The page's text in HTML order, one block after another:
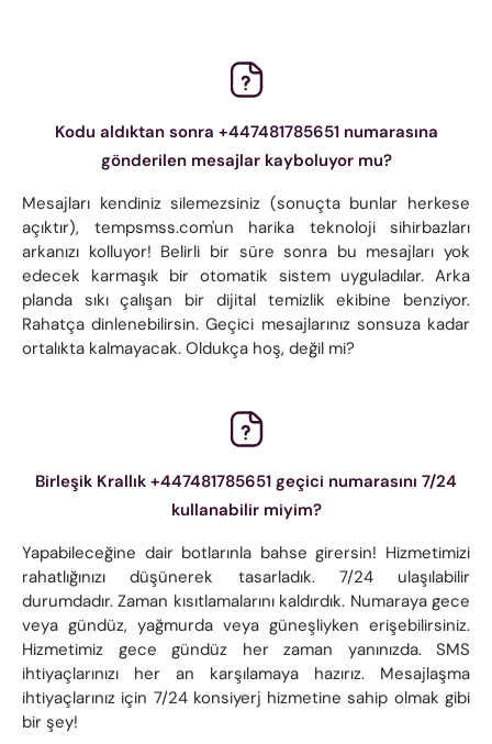
Kodu aldıktan sonra +447481785651 numarasına
gönderilen mesajlar kayboluyor mu?
Mesajları kendiniz silemezsiniz (sonuçta bunlar herkese
açıktır), tempsmss.com'un harika teknoloji sihirbazları
arkanızı kolluyor! Belirli bir süre sonra bu mesajları yok
edecek karmaşık bir otomatik sistem uyguladılar. Arka
planda sıkı çalışan bir dijital temizlik ekibine benziyor.
Rahatça dinlenebilirsin. Geçici mesajlarınız sonsuza kadar
ortalıkta kalmayacak. Oldukça hoş, değil mi?
Birleşik Krallık +447481785651 geçici numarasını 7/24
kullanabilir miyim?
Yapabileceğine dair botlarınla ​​bahse girersin! Hizmetimizi
rahatlığınızı düşünerek tasarladık. 7/24 ulaşılabilir
durumdadır. Zaman kısıtlamalarını kaldırdık. Numaraya gece
veya gündüz, yağmurda veya güneşliyken erişebilirsiniz.
Hizmetimiz gece gündüz her zaman yanınızda. SMS
ihtiyaçlarınızı her an karşılamaya hazırız. Mesajlaşma
ihtiyaçlarınız için 7/24 konsiyerj hizmetine sahip olmak gibi
bir şey!